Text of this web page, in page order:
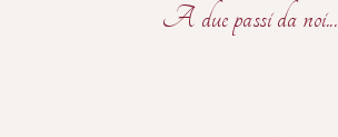
A due passi da noi...